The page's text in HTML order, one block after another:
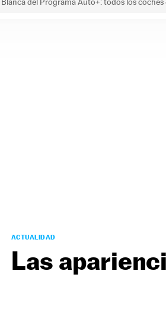
ACTUALIDAD
Las